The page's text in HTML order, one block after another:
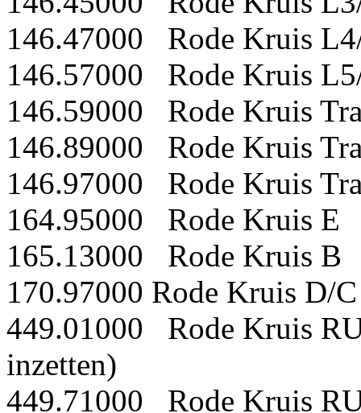
146.47000 Rode Kruis
146.57000 Rode Kruis
146.59000 Rode Kruis
146.89000 Rode Kruis
146.97000 Rode Kruis
164.95000 Rode Kruis E
165.13000 Rode Kruis B
170.97000 Rode Kruis D/C
449.01000 Rode Kruis
inzetten)
449.71000 Rode Kruis